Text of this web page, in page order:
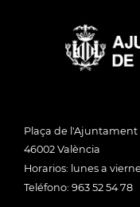
Plaça de l'Ajuntament
46002 València
Horarios: lunes a
Teléfono: 963 52 54 78